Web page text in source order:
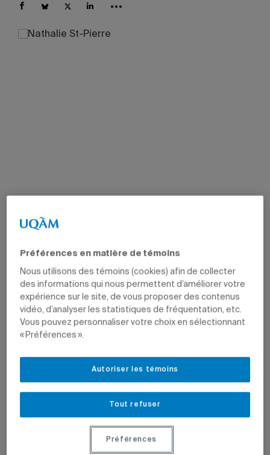
Préférences en matière de témoins
Nous utilisons des témoins (cookies) afin de collecter
des informations qui nous permettent d’améliorer votre
expérience sur le site, de vous proposer des contenus
vidéo, d’analyser les statistiques de fréquentation, etc.
Vous pouvez personnaliser votre choix en sélectionnant
« Préférences ».
Tout refuser
Autoriser les témoins
Préférences